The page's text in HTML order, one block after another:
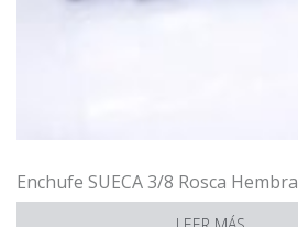
Enchufe SUECA 3/8 Rosca Hembra